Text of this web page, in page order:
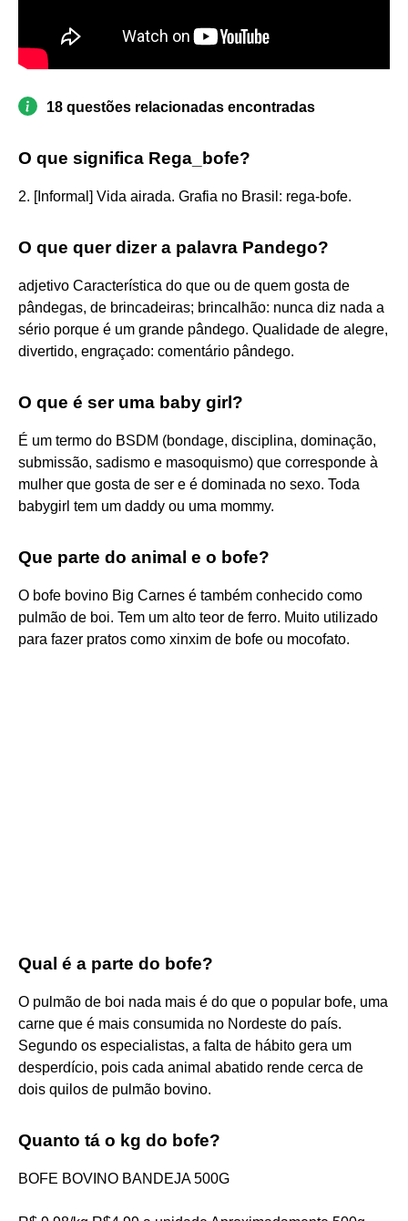
18 questões relacionadas encontradas
O que significa Rega_bofe?
2. [Informal] Vida airada. Grafia no Brasil: rega-bofe.
O que quer dizer a palavra Pandego?
adjetivo Característica do que ou de quem gosta de
pândegas, de brincadeiras; brincalhão: nunca diz nada a
sério porque é um grande pândego. Qualidade de alegre,
divertido, engraçado: comentário pândego.
O que é ser uma baby girl?
É um termo do BSDM (bondage, disciplina, dominação,
submissão, sadismo e masoquismo) que corresponde à
mulher que gosta de ser e é dominada no sexo. Toda
babygirl tem um daddy ou uma mommy.
Que parte do animal e o bofe?
O bofe bovino Big Carnes é também conhecido como
pulmão de boi. Tem um alto teor de ferro. Muito utilizado
para fazer pratos como xinxim de bofe ou mocofato.
Qual é a parte do bofe?
O pulmão de boi nada mais é do que o popular bofe, uma
carne que é mais consumida no Nordeste do país.
Segundo os especialistas, a falta de hábito gera um
desperdício, pois cada animal abatido rende cerca de
dois quilos de pulmão bovino.
Quanto tá o kg do bofe?
BOFE BOVINO BANDEJA 500G